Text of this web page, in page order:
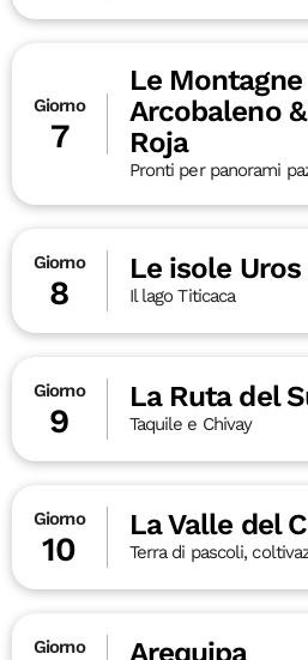
Giorno
7
Le Montagne
Arcobaleno
Roja
Pronti per panorami
Giorno
8
Le isole
Il lago Titicaca
Giorno
9
La Ruta del
Taquile e Chivay
Giorno
10
La Valle del
Terra di pascoli,
Giorno Arequipa